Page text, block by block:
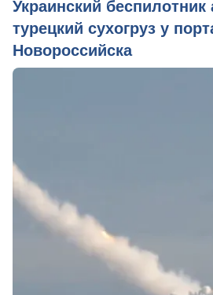
Украинский беспилотник
турецкий сухогруз у
Новороссийска